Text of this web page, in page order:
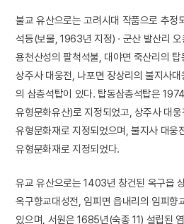
불교 유산으로는 고려시대 작품으로 추정
석등(보물, 1963년 지정) · 군산 발산리
용천산성의 팔척석불, 대야면 죽산리의
상주사 대웅전, 나포면 장상리의 불지사
의 삼층석탑이 있다. 탑동삼층석탑은
유형문화유산)로 지정되었고, 상주사 대
유형문화재로 지정되었으며, 불지사 대웅
유형문화재로 지정되었다.
유교 유산으로는 1403년 창건된 옥구읍
옥구향교대성전, 임피면 읍내리의 임피향
있으며, 서원은 1685년(숙종 11) 설립된